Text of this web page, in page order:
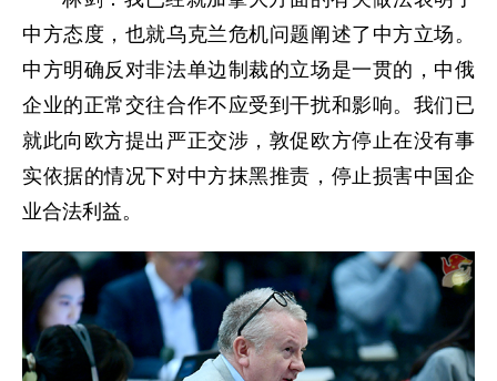
中方态度，也就乌克兰危机问题阐述了中方立场。
中方明确反对非法单边制裁的立场是一贯的，中俄
企业的正常交往合作不应受到干扰和影响。我们已
就此向欧方提出严正交涉，敦促欧方停止在没有事
实依据的情况下对中方抹黑推责，停止损害中国企
业合法利益。